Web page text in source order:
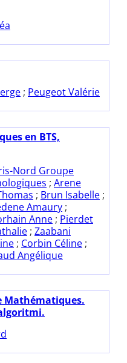
; Peugeot Valérie
en BTS,
Nord Groupe
; Arene
; Brun Isabelle ;
Amaury ;
Anne ; Pierdet
; Zaabani
; Corbin Céline ;
Angélique
Mathématiques.